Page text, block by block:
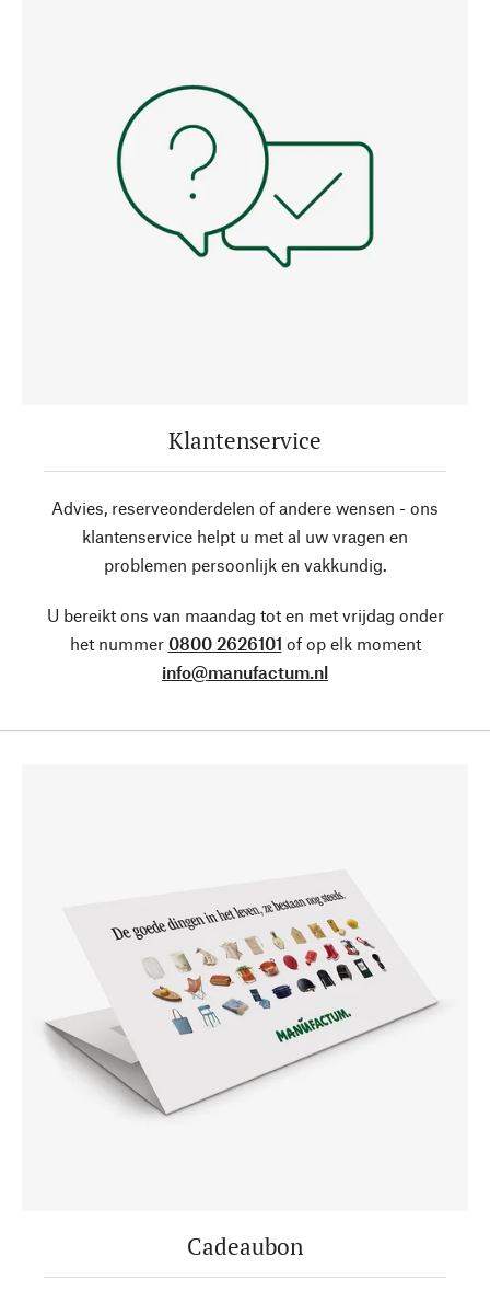
Klantenservice
Advies, reserveonderdelen of andere wensen - ons
klantenservice helpt u met al uw vragen en
problemen persoonlijk en vakkundig.
U bereikt ons van maandag tot en met vrijdag onder
het nummer 0800 2626101 of op elk moment
info@manufactum.nl
Cadeaubon